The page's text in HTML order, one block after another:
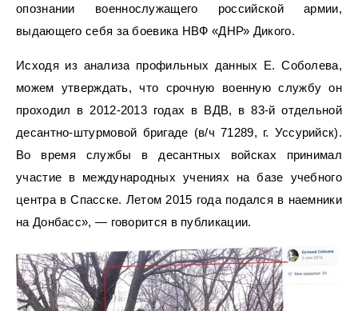
опознании военнослужащего российской армии,
выдающего себя за боевика НВФ «ДНР» Дикого.
Исходя из анализа профильных данных Е. Соболева,
можем утверждать, что срочную военную службу он
проходил в 2012-2013 годах в ВДВ, в 83-й отдельной
десантно-штурмовой бригаде (в/ч 71289, г. Уссурийск).
Во время службы в десантных войсках принимал
участие в международных учениях на базе учебного
центра в Спасске. Летом 2015 года подался в наемники
на Донбасс», — говорится в публикации.